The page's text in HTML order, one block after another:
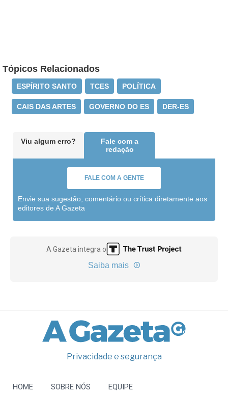
Tópicos Relacionados
ESPÍRITO SANTO TCES POLÍTICA
CAIS DAS ARTES GOVERNO DO ES DER-ES
Viu algum erro?
Fale com a
redação
FALE COM A GENTE
Envie sua sugestão, comentário ou crítica diretamente aos
editores de A Gazeta
A Gazeta integra o
Saiba mais
Privacidade e segurança
HOME SOBRE NÓS EQUIPE